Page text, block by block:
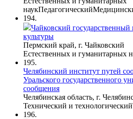
наукПедагогический
194.
Чайковский государственный
культуры
Пермский край, г. Чайковский
Естественных и гуманитарных
195.
Челябинский институт путей
Уральского государственного
сообщения
Челябинская область, г.
Технический и технологический
196.